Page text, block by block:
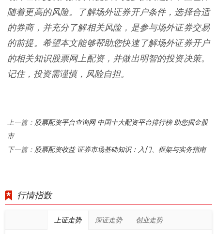
随着更高的风险。了解场外证券开户条件，选择合适
的券商，并充分了解相关风险，是参与场外证券交易
的前提。希望本文能够帮助您快速了解场外证券开户
的相关知识股票网上配资，并做出明智的投资决策。
记住，投资需谨慎，风险自担。
上一篇： 股票配资平台查询网 中国十大配资平台排行榜 助您掘金股
市
下一篇： 股票配资收益 证券市场基础知识：入门、框架与实务指南
行情指数
上证走势 深证走势 创业走势